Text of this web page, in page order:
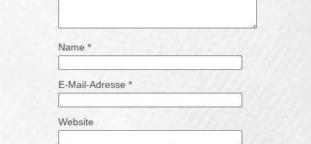
Name *
E-Mail-Adresse *
Website